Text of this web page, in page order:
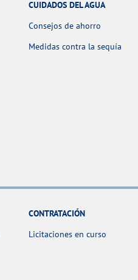
CUIDADOS DEL AGUA
Consejos de ahorro
Medidas contra la sequía
CONTRATACIÓN
Licitaciones en curso